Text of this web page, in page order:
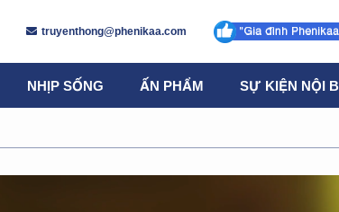
truyenthong@phenikaa.com
NHỊP SỐNG ẤN PHẨM SỰ KIỆN NỘI